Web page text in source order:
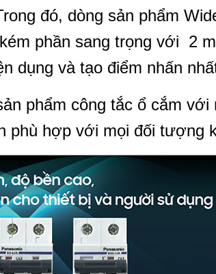
đó, dòng sản phẩm
phần sang trọng với 2
dụng và tạo điểm nhấn
phẩm công tắc ổ cắm
phù hợp với mọi đối tượng